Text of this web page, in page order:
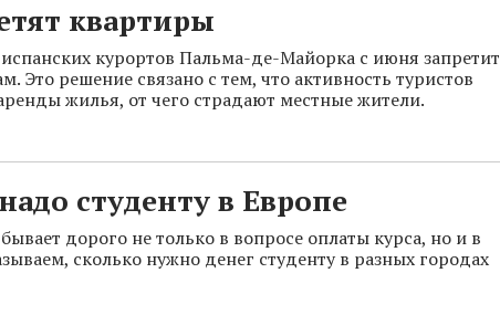
квартиры
курортов Пальма-де-Майорка с июня запретит
Это решение связано с тем, что активность туристов
жилья, от чего страдают местные жители.
студенту в Европе
дорого не только в вопросе оплаты курса, но и в
сколько нужно денег студенту в разных городах